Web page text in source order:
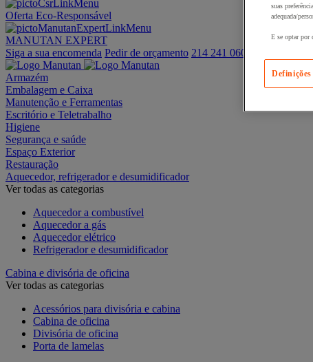
Oferta Eco-Responsável
MANUTAN EXPERT
Siga a sua encomenda Pedir de orçamento 214 241 060
Armazém
Embalagem e Caixa
Manutenção e Ferramentas
Escritório e Teletrabalho
Higiene
Segurança e saúde
Espaço Exterior
Restauração
Aquecedor, refrigerador e desumidificador
Ver todas as categorias
Aquecedor a combustível
Aquecedor a gás
Aquecedor elétrico
Refrigerador e desumidificador
Cabina e divisória de oficina
Ver todas as categorias
Acessórios para divisória e cabina
Cabina de oficina
Divisória de oficina
Porta de lamelas
suas
adequada/
E se optar por